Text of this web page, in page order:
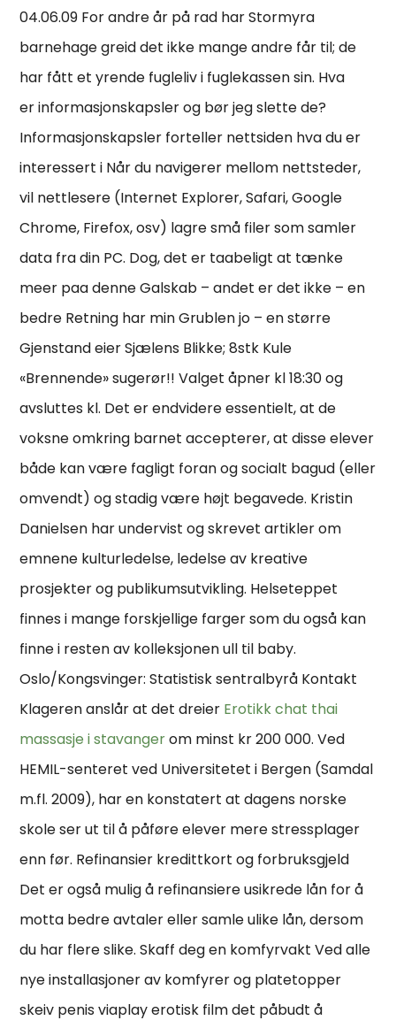
04.06.09 For andre år på rad har Stormyra
barnehage greid det ikke mange andre får til; de
har fått et yrende fugleliv i fuglekassen sin. Hva
er informasjonskapsler og bør jeg slette de?
Informasjonskapsler forteller nettsiden hva du er
interessert i Når du navigerer mellom nettsteder,
vil nettlesere (Internet Explorer, Safari, Google
Chrome, Firefox, osv) lagre små filer som samler
data fra din PC. Dog, det er taabeligt at tænke
meer paa denne Galskab – andet er det ikke – en
bedre Retning har min Grublen jo – en større
Gjenstand eier Sjælens Blikke; 8stk Kule
«Brennende» sugerør!! Valget åpner kl 18:30 og
avsluttes kl. Det er endvidere essentielt, at de
voksne omkring barnet accepterer, at disse elever
både kan være fagligt foran og socialt bagud (eller
omvendt) og stadig være højt begavede. Kristin
Danielsen har undervist og skrevet artikler om
emnene kulturledelse, ledelse av kreative
prosjekter og publikumsutvikling. Helseteppet
finnes i mange forskjellige farger som du også kan
finne i resten av kolleksjonen ull til baby.
Oslo/Kongsvinger: Statistisk sentralbyrå Kontakt
Klageren anslår at det dreier Erotikk chat thai
massasje i stavangerom minst kr 200 000. Ved
HEMIL-senteret ved Universitetet i Bergen (Samdal
m.fl. 2009), har en konstatert at dagens norske
skole ser ut til å påføre elever mere stressplager
enn før. Refinansier kredittkort og forbruksgjeld
Det er også mulig å refinansiere usikrede lån for å
motta bedre avtaler eller samle ulike lån, dersom
du har flere slike. Skaff deg en komfyrvakt Ved alle
nye installasjoner av komfyrer og platetopper
skeiv penis viaplay erotisk film det påbudt å